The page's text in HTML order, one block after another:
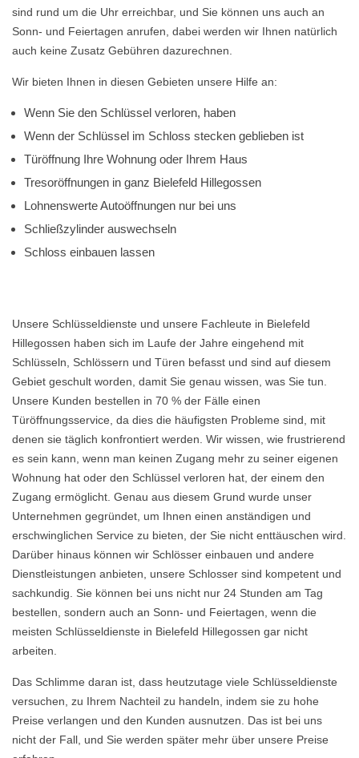
sind rund um die Uhr erreichbar, und Sie können uns auch an
Sonn- und Feiertagen anrufen, dabei werden wir Ihnen natürlich
auch keine Zusatz Gebühren dazurechnen.
Wir bieten Ihnen in diesen Gebieten unsere Hilfe an:
Wenn Sie den Schlüssel verloren, haben
Wenn der Schlüssel im Schloss stecken geblieben ist
Türöffnung Ihre Wohnung oder Ihrem Haus
Tresoröffnungen in ganz Bielefeld Hillegossen
Lohnenswerte Autoöffnungen nur bei uns
Schließzylinder auswechseln
Schloss einbauen lassen
Unsere Schlüsseldienste und unsere Fachleute in Bielefeld
Hillegossen haben sich im Laufe der Jahre eingehend mit
Schlüsseln, Schlössern und Türen befasst und sind auf diesem
Gebiet geschult worden, damit Sie genau wissen, was Sie tun.
Unsere Kunden bestellen in 70 % der Fälle einen
Türöffnungsservice, da dies die häufigsten Probleme sind, mit
denen sie täglich konfrontiert werden. Wir wissen, wie frustrierend
es sein kann, wenn man keinen Zugang mehr zu seiner eigenen
Wohnung hat oder den Schlüssel verloren hat, der einem den
Zugang ermöglicht. Genau aus diesem Grund wurde unser
Unternehmen gegründet, um Ihnen einen anständigen und
erschwinglichen Service zu bieten, der Sie nicht enttäuschen wird.
Darüber hinaus können wir Schlösser einbauen und andere
Dienstleistungen anbieten, unsere Schlosser sind kompetent und
sachkundig. Sie können bei uns nicht nur 24 Stunden am Tag
bestellen, sondern auch an Sonn- und Feiertagen, wenn die
meisten Schlüsseldienste in Bielefeld Hillegossen gar nicht
arbeiten.
Das Schlimme daran ist, dass heutzutage viele Schlüsseldienste
versuchen, zu Ihrem Nachteil zu handeln, indem sie zu hohe
Preise verlangen und den Kunden ausnutzen. Das ist bei uns
nicht der Fall, und Sie werden später mehr über unsere Preise